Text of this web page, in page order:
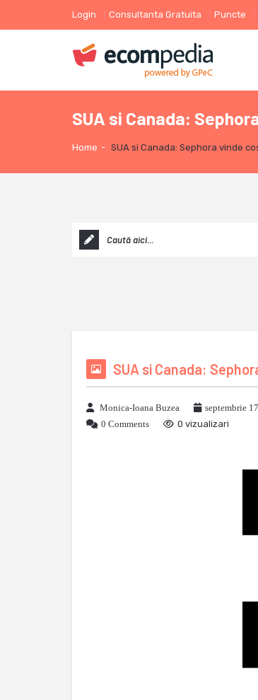
Login Consultanta Gratuita Puncte
SUA si Canada:
Home - SUA si Canada: Sephora vinde
SUA si Canada:
Monica-Ioana Buzea septembrie
0 Comments
0 vizualizari